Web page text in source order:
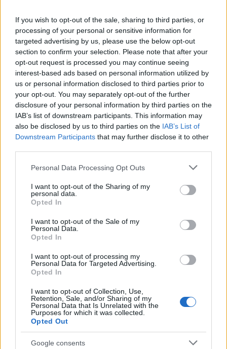
If you wish to opt-out of the sale, sharing to third parties, or
processing of your personal or sensitive information for
targeted advertising by us, please use the below opt-out
section to confirm your selection. Please note that after your
opt-out request is processed you may continue seeing
interest-based ads based on personal information utilized by
us or personal information disclosed to third parties prior to
your opt-out. You may separately opt-out of the further
disclosure of your personal information by third parties on the
IAB’s list of downstream participants. This information may
also be disclosed by us to third parties on the IAB’s List of
Downstream Participants that may further disclose it to other
Please note that this website/app uses one or more Google
not limited to your visit or usage behaviour. You may click to
grant or deny consent to Google and its third-party tags to
use your data for below specified purposes in below Google
consent section.
Personal Data Processing Opt Outs
I want to opt-out of the Sharing of my
personal data.
Opted In
I want to opt-out of the Sale of my
Personal Data.
Opted In
I want to opt-out of processing my
Personal Data for Targeted Advertising.
Opted In
I want to opt-out of Collection, Use,
Retention, Sale, and/or Sharing of my
Personal Data that Is Unrelated with the
Purposes for which it was collected.
Opted Out
Google consents
Pénteken indul a Balatonfüredi
Tavaszi Fesztivál
szinhazhu•2016. március 06.
Március 11-én kezdődik a Balatonfüredi Tavaszi
Fesztivál, amelyen megidézik az 1848-49-es
forradalom és szabadságharc időszakát, és
amelynek ezúttal része lesz a Hamvas-napok
programsorozata is.